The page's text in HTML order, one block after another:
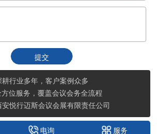
耕行业多年，客户案例众多
方位服务，覆盖会议会务全流程
悦行迈斯会议会展有限责任公司
电询 服务